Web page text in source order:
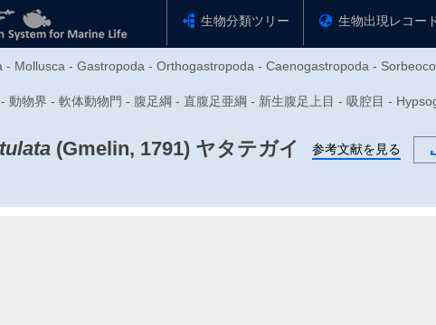
生物分類ツリー 生物出現レコー
- Mollusca - Gastropoda - Orthogastropoda - Caenogastropoda -
動物界 - 軟体動物門 - 腹足綱 - 直腹足亜綱 - 新生腹足上目 - 吸腔目 -
(Gmelin, 1791) ヤタテガイ 参考文献を見る